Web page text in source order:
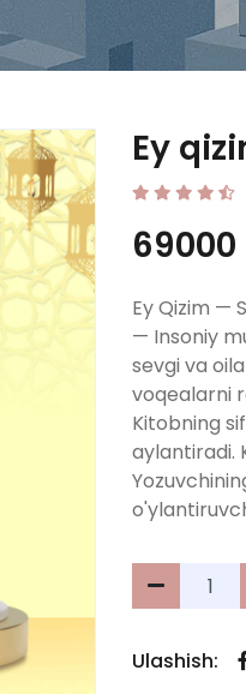
Ey
69000
Ey Qizim —
— Insoniy
sevgi va
voqealarni
Kitobning
aylantiradi.
Ulashish: